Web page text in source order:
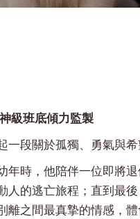
級班底傾力監製
一段關於孤獨、勇氣與
年時，他陪伴一位即將
人的逃亡旅程；直到最
離之間最真摯的情感，